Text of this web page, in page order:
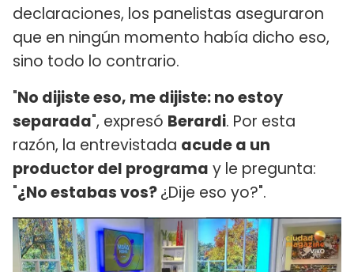
declaraciones, los panelistas aseguraron
que en ningún momento había dicho eso,
sino todo lo contrario.
"No dijiste eso, me dijiste: no estoy
separada", expresó Berardi. Por esta
razón, la entrevistada acude a un
productor del programa y le pregunta:
"¿No estabas vos?¿Dije eso yo?".